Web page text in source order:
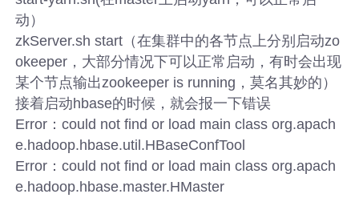
动）
zkServer.sh start（在集群中的各节点上分别启动zo
okeeper，大部分情况下可以正常启动，有时会出现
某个节点输出zookeeper is running，莫名其妙的）
接着启动hbase的时候，就会报一下错误
Error：could not find or load main class org.apach
e.hadoop.hbase.util.HBaseConfTool
Error：could not find or load main class org.apach
e.hadoop.hbase.master.HMaster